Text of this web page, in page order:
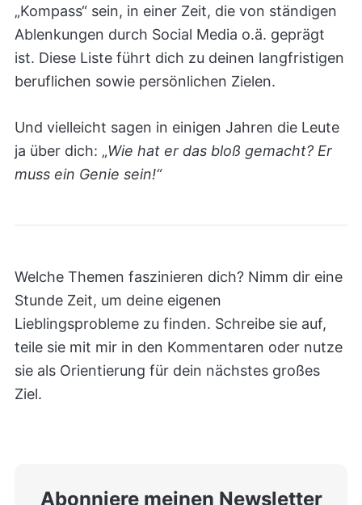
„Kompass“ sein, in einer Zeit, die von ständigen
Ablenkungen durch Social Media o.ä. geprägt
ist. Diese Liste führt dich zu deinen langfristigen
beruflichen sowie persönlichen Zielen.
Und vielleicht sagen in einigen Jahren die Leute
ja über dich: „Wie hat er das bloß gemacht? Er
muss ein Genie sein!“
Welche Themen faszinieren dich? Nimm dir eine
Stunde Zeit, um deine eigenen
Lieblingsprobleme zu finden. Schreibe sie auf,
teile sie mit mir in den Kommentaren oder nutze
sie als Orientierung für dein nächstes großes
Ziel.
Abonniere meinen Newsletter